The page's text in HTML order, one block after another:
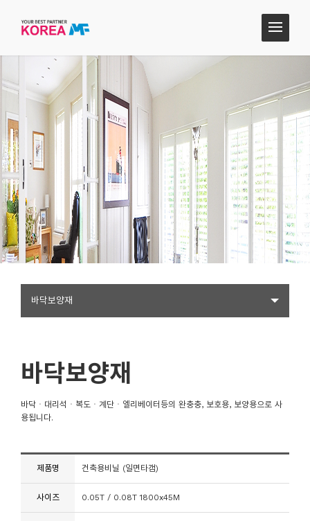
바닥보양재
바닥보양재
바닥ㆍ대리석ㆍ복도ㆍ계단ㆍ엘리베이터등의 완충충, 보호용, 보양용으로 사
용됩니다.
제품명 건축용비닐 (일면타갬)
사이즈 0.05T / 0.08T 1800x45M